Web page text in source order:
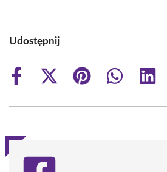
Udostępnij
Share
Share
(Twitter)
Share
Share
Share